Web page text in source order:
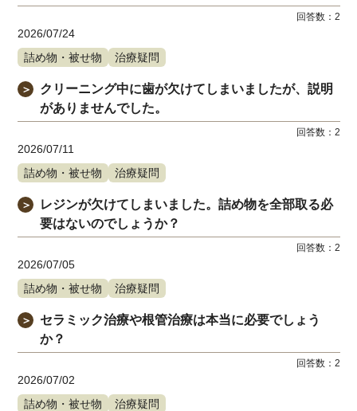
回答数： 2
2026/07/24
詰め物・被せ物
治療疑問
＞
クリーニング中に歯が欠けてしまいましたが、説明
がありませんでした。
回答数： 2
2026/07/11
詰め物・被せ物
治療疑問
＞
レジンが欠けてしまいました。詰め物を全部取る必
要はないのでしょうか？
回答数： 2
2026/07/05
詰め物・被せ物
治療疑問
＞
セラミック治療や根管治療は本当に必要でしょう
か？
回答数： 2
2026/07/02
詰め物・被せ物
治療疑問